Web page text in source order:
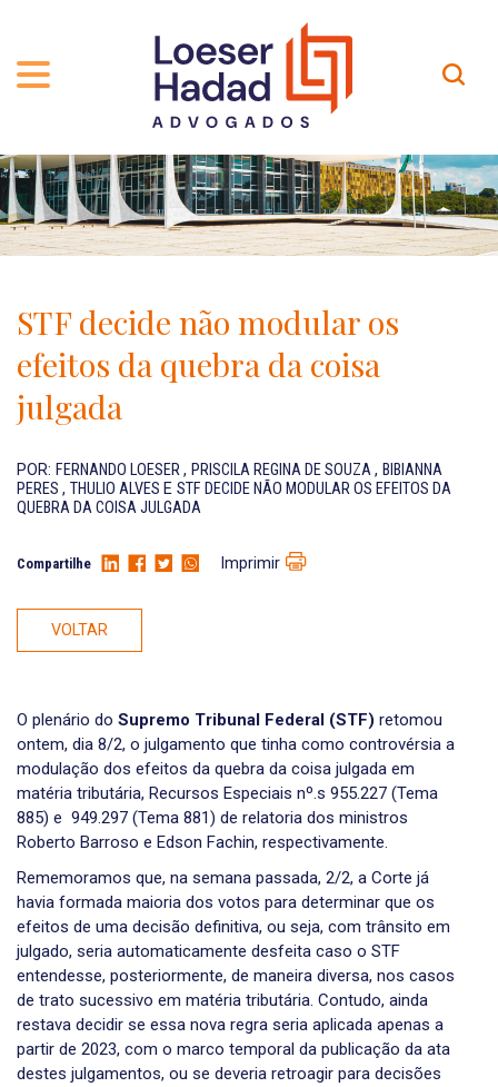
QUEM SOMOS
TRAJETÓRIA
INCLUSÃO E DIVERSIDADE
PRÊMIOS
NOSSA EQUIPE
ÁREAS DE ATUAÇÃO
PROFISSIONAIS
CARREIRA
Contato
Localização
STF decide não modular os
efeitos da quebra da coisa
julgada
POR: FERNANDO LOESER, PRISCILA REGINA DE SOUZA, BIBIANNA
PERES , THULIO ALVES E STF DECIDE NÃO MODULAR OS EFEITOS DA
QUEBRA DA COISA JULGADA
Compartilhe Imprimir
VOLTAR
O plenário do Supremo Tribunal Federal (STF) retomou
ontem, dia 8/2, o julgamento que tinha como controvérsia a
modulação dos efeitos da quebra da coisa julgada em
matéria tributária, Recursos Especiais nº.s 955.227 (Tema
885) e 949.297 (Tema 881) de relatoria dos ministros
Roberto Barroso e Edson Fachin, respectivamente.
Rememoramos que, na semana passada, 2/2, a Corte já
havia formada maioria dos votos para determinar que os
efeitos de uma decisão definitiva, ou seja, com trânsito em
julgado, seria automaticamente desfeita caso o STF
entendesse, posteriormente, de maneira diversa, nos casos
de trato sucessivo em matéria tributária. Contudo, ainda
restava decidir se essa nova regra seria aplicada apenas a
partir de 2023, com o marco temporal da publicação da ata
destes julgamentos, ou se deveria retroagir para decisões